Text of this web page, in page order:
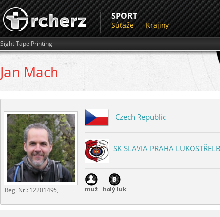
SPORT
Súťaže Krajiny
Sight Tape Printing
Jan Mach
Reg. Nr.: 12201495,
Czech Republic
SK SLAVIA PRAHA
muž holý luk